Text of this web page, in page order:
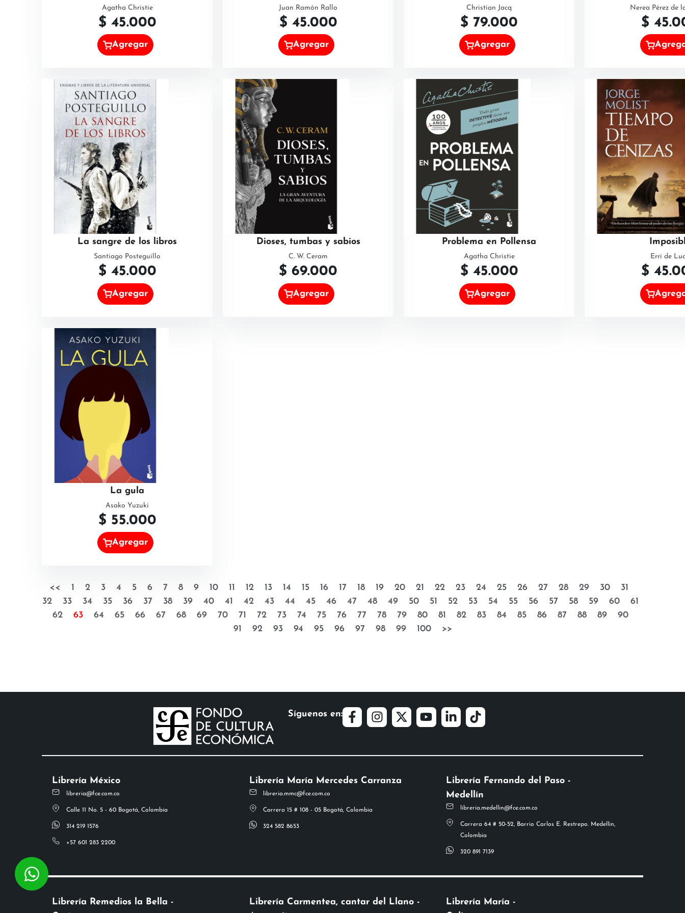
Agatha Christie
$ 45.000
Agregar
Juan Ramón Rallo
$ 45.000
Agregar
Christian Jacq
$ 79.000
Agregar
Nerea Pérez de
$
La sangre de los libros
Santiago Posteguillo
$ 45.000
Agregar
Dioses, tumbas y sabios
C. W. Ceram
$ 69.000
Agregar
Problema en Pollensa
Agatha Christie
$ 45.000
Agregar
Erri de
$
La gula
Asako Yuzuki
$ 55.000
Agregar
<< 1 2 3 4 5 6 7 8 9 10 11 12 13 14 15 16 17 18 19 20 21 22 23 24 25 26 27 28 29 30
31
32
33 34 35 36 37 38 39 40 41 42 43 44 45 46 47 48 49 50 51 52 53 54 55 56 57 58 59 60
61
62
63 64 65 66 67 68 69 70 71 72 73 74 75 76 77 78 79 80 81 82 83 84 85 86 87 88 89
90
91
92 93 94 95 96 97 98 99 100 >>
Síguenos en:
Librería México
libreria@fce.com.co
Calle 11 No. 5 - 60 Bogotá, Colombia
314 219 1576
+57 601 283 2200
Librería María Mercedes Carranza
libreria.mmc@fce.com.co
Carrera 15 # 108 - 05 Bogotá, Colombia
324 582 8653
Librería Fernando del Paso -
Medellín
libreria.medellin@fce.com.co
Carrera 64 # 50-52, Barrio Carlos E. Restrepo. Medellín,
Colombia
320 891 7139
Librería Remedios la Bella -
Librería Carmentea, cantar del Llano -
Librería María -